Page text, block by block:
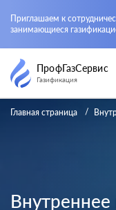
Приглашаем к
занимающиеся
ПрофГазСервис
Газификация
Главная страница
Внутреннее